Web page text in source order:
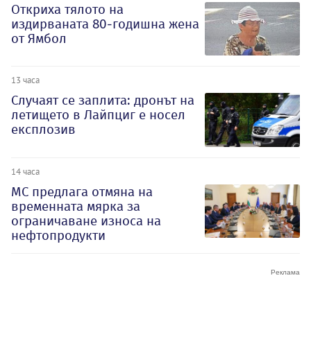
Откриха тялото на
издирваната 80-годишна жена
от Ямбол
13 часа
Случаят се заплита: дронът на
летището в Лайпциг е носел
експлозив
14 часа
МС предлага отмяна на
временната мярка за
ограничаване износа на
нефтопродукти